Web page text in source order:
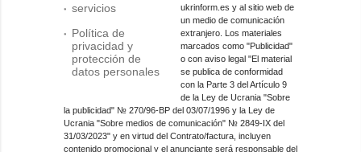
servicios
Política de
privacidad y
protección de
datos personales
ukrinform.es y al sitio web de
un medio de comunicación
extranjero. Los materiales
marcados como "Publicidad"
o con aviso legal "El material
se publica de conformidad
con la Parte 3 del Artículo 9
de la Ley de Ucrania "Sobre
la publicidad" № 270/96-ВР del 03/07/1996 y la Ley de
Ucrania "Sobre medios de comunicación" № 2849-IX del
31/03/2023" y en virtud del Contrato/factura, incluyen
contenido promocional y el anunciante será responsable del